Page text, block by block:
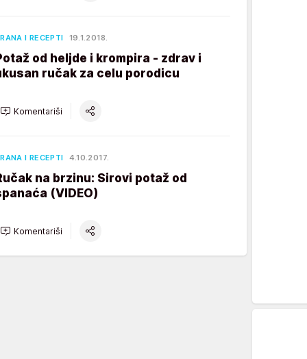
I RECEPTI 19.1.2018.
od heljde i krompira - zdrav i
ručak za celu porodicu
Komentariši
I RECEPTI 4.10.2017.
na brzinu: Sirovi potaž od
(VIDEO)
Komentariši